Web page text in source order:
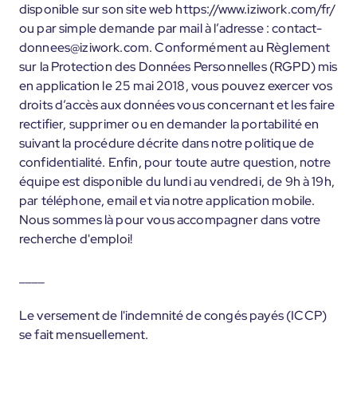
disponible sur son site web https://www.iziwork.com/fr/
ou par simple demande par mail à l’adresse : contact-
donnees@iziwork.com. Conformément au Règlement
sur la Protection des Données Personnelles (RGPD) mis
en application le 25 mai 2018, vous pouvez exercer vos
droits d’accès aux données vous concernant et les faire
rectifier, supprimer ou en demander la portabilité en
suivant la procédure décrite dans notre politique de
confidentialité. Enfin, pour toute autre question, notre
équipe est disponible du lundi au vendredi, de 9h à 19h,
par téléphone, email et via notre application mobile.
Nous sommes là pour vous accompagner dans votre
recherche d'emploi!
Le versement de l'indemnité de congés payés (ICCP)
se fait mensuellement.